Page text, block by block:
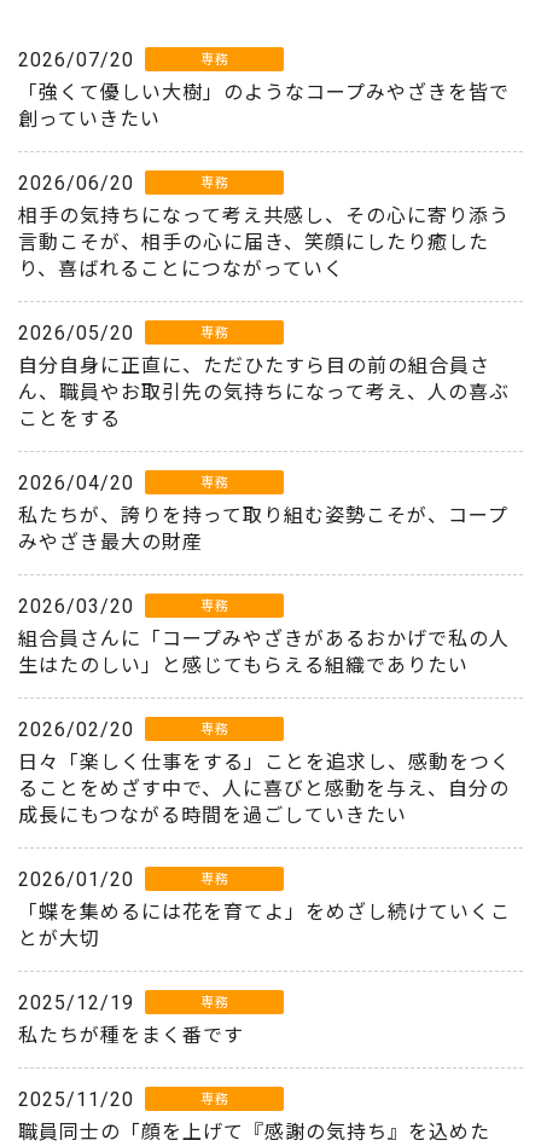
2026/07/20 専務
「強くて優しい大樹」のようなコープみやざきを皆で
創っていきたい
2026/06/20 専務
相手の気持ちになって考え共感し、その心に寄り添う
言動こそが、相手の心に届き、笑顔にしたり癒した
り、喜ばれることにつながっていく
2026/05/20 専務
自分自身に正直に、ただひたすら目の前の組合員さ
ん、職員やお取引先の気持ちになって考え、人の喜ぶ
ことをする
2026/04/20 専務
私たちが、誇りを持って取り組む姿勢こそが、コープ
みやざき最大の財産
2026/03/20 専務
組合員さんに「コープみやざきがあるおかげで私の人
生はたのしい」と感じてもらえる組織でありたい
2026/02/20 専務
日々「楽しく仕事をする」ことを追求し、感動をつく
ることをめざす中で、人に喜びと感動を与え、自分の
成長にもつながる時間を過ごしていきたい
2026/01/20 専務
「蝶を集めるには花を育てよ」をめざし続けていくこ
とが大切
2025/12/19 専務
私たちが種をまく番です
2025/11/20 専務
職員同士の「顔を上げて『感謝の気持ち』を込めた